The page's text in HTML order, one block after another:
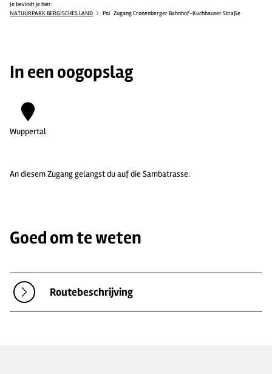
Je bevindt je hier:
NATUURPARK BERGISCHES LAND
Poi Zugang Cronenberger Bahnhof-Kuchhauser Straße
In een oogopslag
Wuppertal
An diesem Zugang gelangst du auf die Sambatrasse.
Goed om te weten
Routebeschrijving